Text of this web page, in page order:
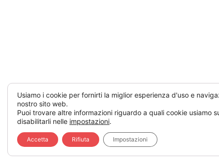
Usiamo i cookie per fornirti la miglior esperienza d'uso e
nostro sito web.
Puoi trovare altre informazioni riguardo a quali cookie usiamo
disabilitarli nelle impostazioni.
Accetta Rifiuta Impostazioni